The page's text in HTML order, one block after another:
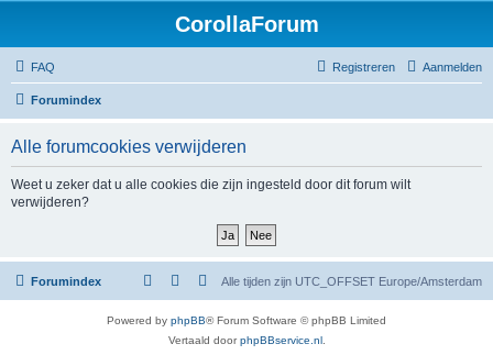
CorollaForum
FAQ Aanmelden
Registreren
Forumindex
Alle forumcookies verwijderen
Weet u zeker dat u alle cookies die zijn ingesteld door dit forum wilt
verwijderen?
Forumindex Alle tijden zijn UTC_OFFSET Europe/Amsterdam
Powered by phpBB® Forum Software © phpBB Limited
Vertaald doorphpBBservice.nl.